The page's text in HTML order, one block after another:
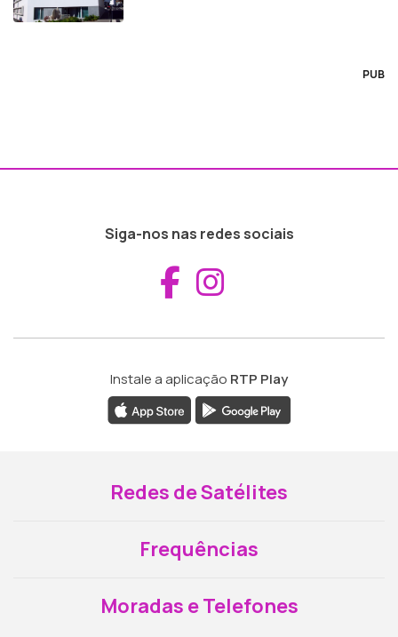
PUB
Siga-nos nas redes sociais
Aceder ao
Instale a aplicação RTP Play
Redes de Satélites
Frequências
Moradas e Telefones